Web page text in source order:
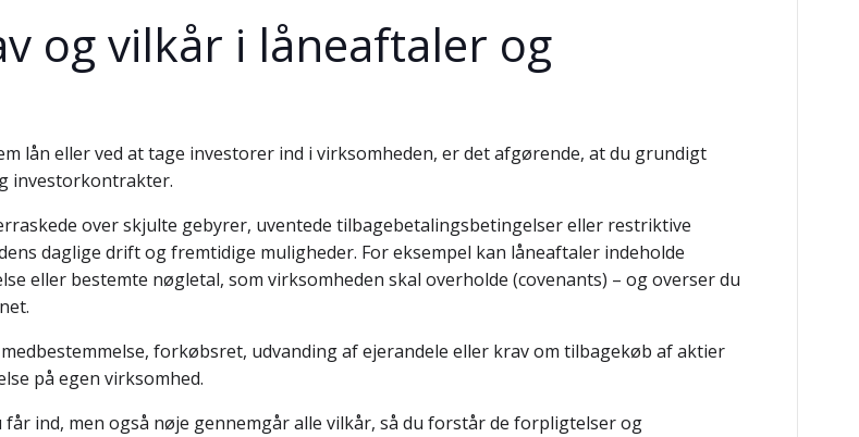
og vilkår i låneaftaler og
lån eller ved at tage investorer ind i virksomheden, er det afgørende, at du grundigt
investorkontrakter.
over skjulte gebyrer, uventede tilbagebetalingsbetingelser eller restriktive
daglige drift og fremtidige muligheder. For eksempel kan låneaftaler indeholde
eller bestemte nøgletal, som virksomheden skal overholde (covenants) – og overser du
forkøbsret, udvanding af ejerandele eller krav om tilbagekøb af aktier
på egen virksomhed.
ind, men også nøje gennemgår alle vilkår, så du forstår de forpligtelser og